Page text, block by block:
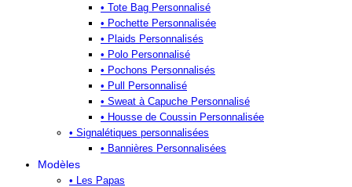
• Tote Bag Personnalisé
• Pochette Personnalisée
• Plaids Personnalisés
• Polo Personnalisé
• Pochons Personnalisés
• Pull Personnalisé
• Sweat à Capuche Personnalisé
• Housse de Coussin Personnalisée
• Signalétiques personnalisées
• Bannières Personnalisées
Modèles
• Les Papas